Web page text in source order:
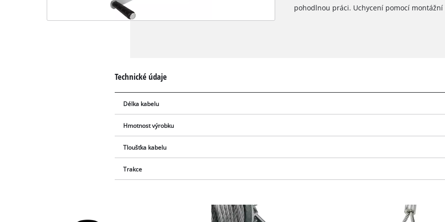
pohodlnou práci. Uchycení pomocí
Technické údaje
Délka kabelu
Hmotnost výrobku
Tloušťka kabelu
Trakce